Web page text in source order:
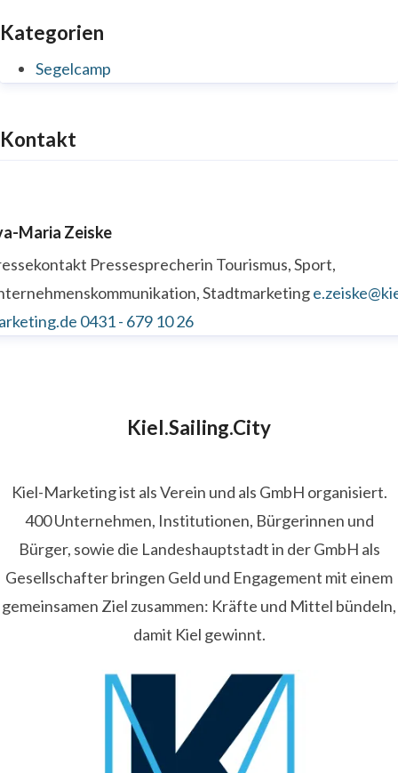
Kategorien
Segelcamp
Kontakt
Maria Zeiske
Pressesprecherin Tourismus, Sport,
Stadtmarketing
0431 - 679 10 26
Kiel.Sailing.City
Kiel-Marketing ist als Verein und als GmbH organisiert.
400 Unternehmen, Institutionen, Bürgerinnen und
Bürger, sowie die Landeshauptstadt in der GmbH als
Gesellschafter bringen Geld und Engagement mit einem
gemeinsamen Ziel zusammen: Kräfte und Mittel bündeln,
damit Kiel gewinnt.